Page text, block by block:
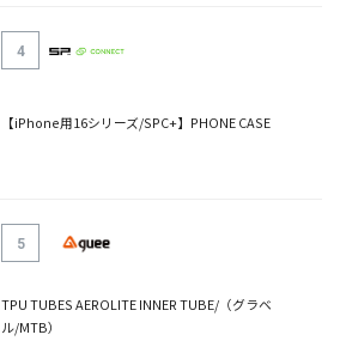
4
【iPhone用16シリーズ/SPC+】PHONE CASE
5
TPU TUBES AEROLITE INNER TUBE/（グラベ
ル/MTB）